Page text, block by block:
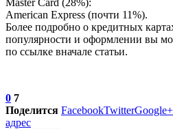
American Express (почти 11%).
Более подробно о кредитных
популярности и оформлении вы
по ссылке вначале статьи.
0 7
Поделится FacebookTwitterGoogle+
адрес